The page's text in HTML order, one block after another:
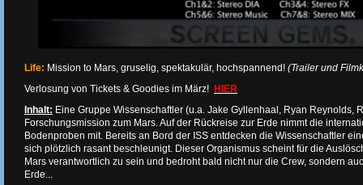
Life: Mission to Mars, gruselig, spektakulär, hochspannend! (Trailer und
Verlosung von Tickets & Goodies im März! HIER
Inhalt: Eine Gruppe Wissenschaftler (u.a. Jake Gyllenhaal, Ryan Reynolds,
Forschungsmission zum Mars. Auf der Rückreise zur Erde nimmt die
Bodenproben mit. Bereits an Bord der ISS entdecken die Wissenschaftler
sich plötzlich rasant beschleunigt. Dieser Organismus scheint für die
Mars verantwortlich zu sein und bedroht bald nicht nur die Crew, sondern
Erde...